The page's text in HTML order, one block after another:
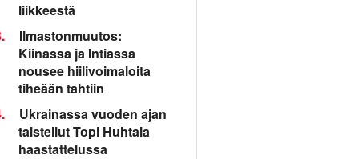
liikkeestä
Ilmastonmuutos:
Kiinassa ja Intiassa
nousee hiilivoimaloita
tiheään tahtiin
Ukrainassa vuoden ajan
taistellut Topi Huhtala
haastattelussa